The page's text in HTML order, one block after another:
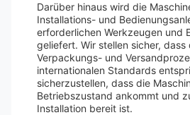
Darüber hinaus wird die
Installations- und
erforderlichen Werkzeugen und
geliefert. Wir stellen sicher, dass
Verpackungs- und
internationalen Standards
sicherzustellen, dass die
Betriebszustand ankommt und
Installation bereit ist.